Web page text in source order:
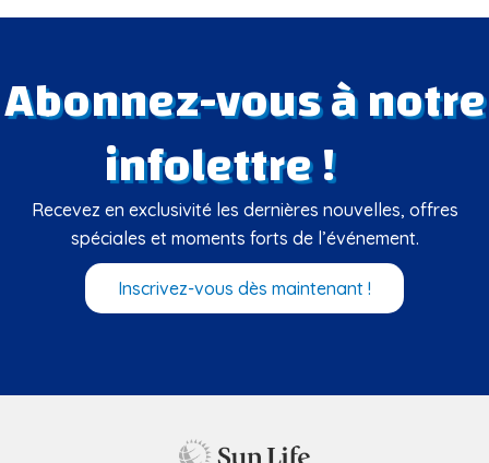
Abonnez-vous à notre
infolettre !
Recevez en exclusivité les dernières nouvelles, offres
spéciales et moments forts de l’événement.
Inscrivez-vous dès maintenant !